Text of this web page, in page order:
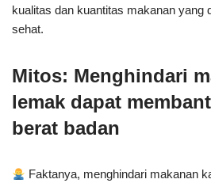
kualitas dan kuantitas makanan yang
sehat.
Mitos: Menghindari
lemak dapat
berat badan
Faktanya, menghindari makanan